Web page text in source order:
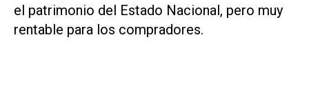
el patrimonio del Estado Nacional, pero muy
rentable para los compradores.